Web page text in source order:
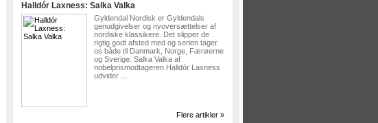
Halldór Laxness: Salka Valka
Gyldendal Nordisk er Gyldendals
genudgivelser og nyoversættelser af
nordiske klassikere. Det slipper de
rigtig godt afsted med og serien tager
os både til Danmark, Norge, Færøerne
og Sverige. Salka Valka af
nobelprismodtageren Halldór Laxness
udvider …
Flere artikler »